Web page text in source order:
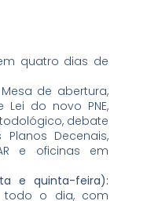
quatro dias de
Mesa de abertura,
do novo PNE,
debate
Decenais,
e oficinas em
e quinta-feira):
todo o dia, com